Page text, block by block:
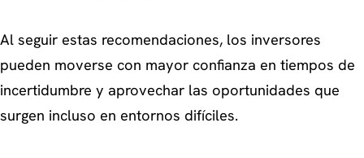
Al seguir estas recomendaciones, los inversores
pueden moverse con mayor confianza en tiempos de
incertidumbre y aprovechar las oportunidades que
surgen incluso en entornos difíciles.